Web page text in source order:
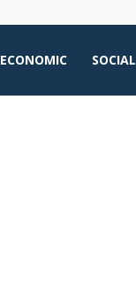
ECONOMIC SOCIAL